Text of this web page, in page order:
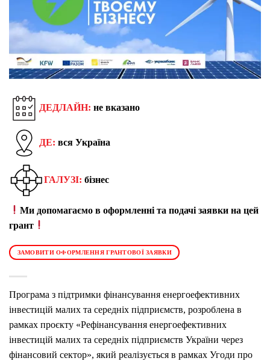
ДЕДЛАЙН: не вказано
ДЕ: вся Україна
ГАЛУЗІ: бізнес
Ми допомагаємо в оформленні та подачі заявки на цей
грант
ЗАМОВИТИ ОФОРМЛЕННЯ ГРАНТОВОЇ ЗАЯВКИ
Програма з підтримки фінансування енергоефективних
інвестицій малих та середніх підприємств, розроблена в
рамках проєкту «Рефінансування енергоефективних
інвестицій малих та середніх підприємств України через
фінансовий сектор», який реалізується в рамках Угоди про